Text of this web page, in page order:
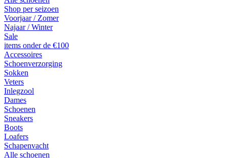
Shop per seizoen
Voorjaar / Zomer
Najaar / Winter
Sale
items onder de €100
Accessoires
Schoenverzorging
Sokken
Veters
Inlegzool
Dames
Schoenen
Sneakers
Boots
Loafers
Schapenvacht
Alle schoenen